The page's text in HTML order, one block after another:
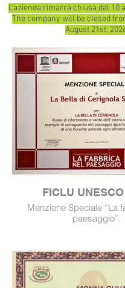
L'azienda rimarrà chiusa dal 10
The company will be closed
August 21st,
FICLU
Menzione Speciale “La
paesaggio”.